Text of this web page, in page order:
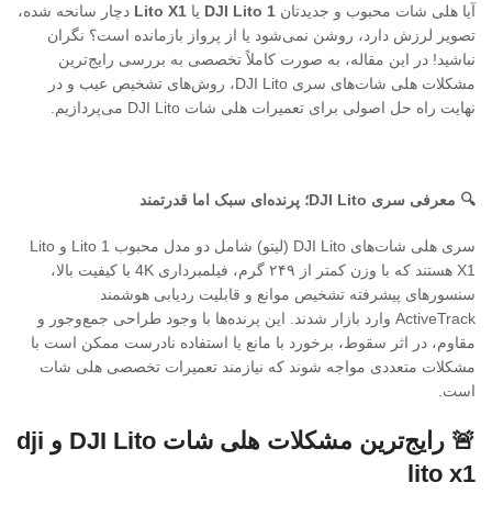
آیا هلی شات محبوب و جدیدتان DJI Lito 1 یا Lito X1 دچار سانحه شده،
تصویر لرزش دارد، روشن نمی‌شود یا از پرواز بازمانده است؟ نگران
نباشید! در این مقاله، به صورت کاملاً تخصصی به بررسی رایج‌ترین
مشکلات هلی شات‌های سری DJI Lito، روش‌های تشخیص عیب و در
نهایت راه حل اصولی برای تعمیرات هلی شات DJI Lito می‌پردازیم.
🔍 معرفی سری ؛ پرنده‌ای سبک اما قدرتمند
سری هلی شات‌های DJI Lito (لیتو) شامل دو مدل محبوب Lito 1 و Lito
X1 هستند که با وزن کمتر از ۲۴۹ گرم، فیلمبرداری 4K با کیفیت بالا،
سنسورهای پیشرفته تشخیص موانع و قابلیت ردیابی هوشمند
ActiveTrack وارد بازار شدند. این پرنده‌ها با وجود طراحی جمع‌وجور و
مقاوم، در اثر سقوط، برخورد با مانع یا استفاده نادرست ممکن است با
مشکلات متعددی مواجه شوند که نیازمند تعمیرات تخصصی هلی شات
است.
🚨 رایج‌ترین مشکلات هلی شات DJI Lito و dji
lito x1